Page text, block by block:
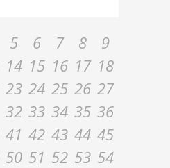
5 6 7 8
9
14 15 16 17 18
23 24 25 26 27
32 33 34 35 36
41 42 43 44 45
50 51 52 53 54